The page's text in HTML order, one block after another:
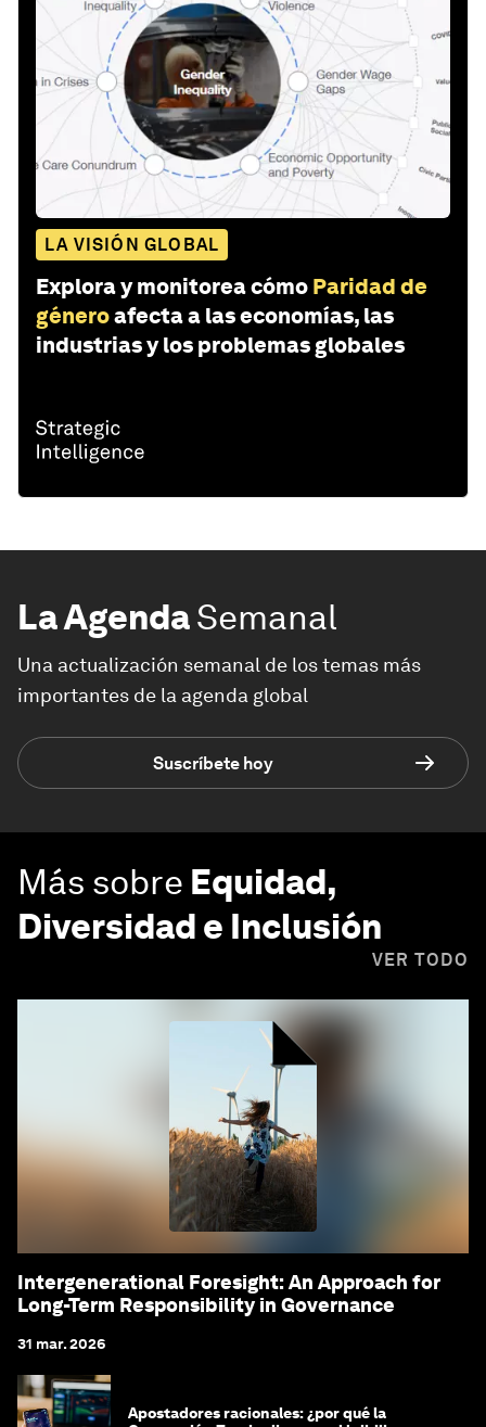
LA VISIÓN GLOBAL
Explora y monitorea cómo Paridad de
géneroafecta a las economías, las
industrias y los problemas globales
La AgendaSemanal
Una actualización semanal de los temas más
importantes de la agenda global
Suscríbete hoy
Más sobre Equidad,
Diversidad e Inclusión
VER TODO
Intergenerational Foresight: An Approach for
Long-Term Responsibility in Governance
31 mar. 2026
Apostadores racionales: ¿por qué la